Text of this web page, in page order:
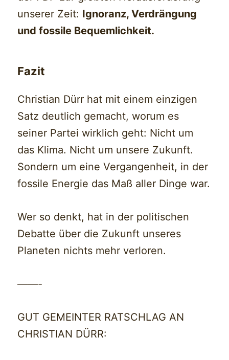
unserer Zeit: Ignoranz, Verdrängung
und fossile Bequemlichkeit.
Fazit
Christian Dürr hat mit einem einzigen
Satz deutlich gemacht, worum es
seiner Partei wirklich geht: Nicht um
das Klima. Nicht um unsere Zukunft.
Sondern um eine Vergangenheit, in der
fossile Energie das Maß aller Dinge war.
Wer so denkt, hat in der politischen
Debatte über die Zukunft unseres
Planeten nichts mehr verloren.
——-
GUT GEMEINTER RATSCHLAG AN
CHRISTIAN DÜRR: